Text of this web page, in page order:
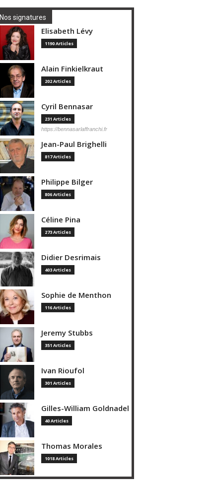
Nos signatures
Elisabeth Lévy
1190 Articles
Alain Finkielkraut
202 Articles
Cyril Bennasar
231 Articles
https://bennasarlaffranchi.fr
Jean-Paul Brighelli
817 Articles
Philippe Bilger
806 Articles
Céline Pina
273 Articles
Didier Desrimais
403 Articles
Sophie de Menthon
116 Articles
Jeremy Stubbs
351 Articles
Ivan Rioufol
301 Articles
Gilles-William Goldnadel
40 Articles
Thomas Morales
1018 Articles